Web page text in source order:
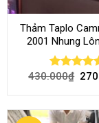
Thảm Taplo
2001 Nhung
Rated
430.000₫